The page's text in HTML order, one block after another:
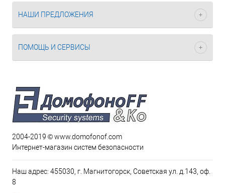
НАШИ ПРЕДЛОЖЕНИЯ
ПОМОЩЬ И СЕРВИСЫ
2004-2019 © www.domofonof.com
Интернет-магазин систем безопасности
Наш адрес: 455030, г. Магнитогорск, Советская ул. д.143, оф.
8